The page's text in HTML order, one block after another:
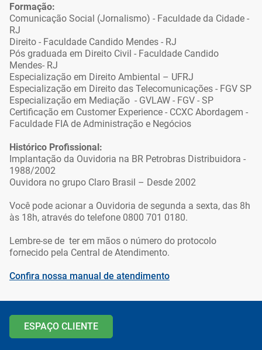
Formação:
Comunicação Social (Jornalismo) - Faculdade da Cidade -
RJ
Direito - Faculdade Candido Mendes - RJ
Pós graduada em Direito Civil - Faculdade Candido
Mendes- RJ
Especialização em Direito Ambiental – UFRJ
Especialização em Direito das Telecomunicações - FGV SP
Especialização em Mediação - GVLAW - FGV - SP
Certificação em Customer Experience - CCXC Abordagem -
Faculdade FIA de Administração e Negócios
Histórico Profissional:
Implantação da Ouvidoria na BR Petrobras Distribuidora -
1988/2002
Ouvidora no grupo Claro Brasil – Desde 2002
Você pode acionar a Ouvidoria de segunda a sexta, das 8h
às 18h, através do telefone 0800 701 0180.
Lembre-se de ter em mãos o número do protocolo
fornecido pela Central de Atendimento.
Confira nossa manual de atendimento
ESPAÇO CLIENTE